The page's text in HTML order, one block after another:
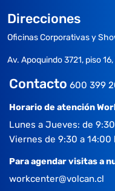
Direcciones
Oficinas Corporativas y
Av. Apoquindo 3721, piso
Contacto 600 399
Horario de atención
Lunes a Jueves: de
Viernes de 9:30 a 14:00
Para agendar visitas a
workcenter@volcan.cl